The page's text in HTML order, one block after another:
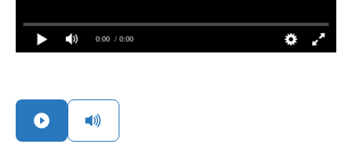
0:00 / 0:00